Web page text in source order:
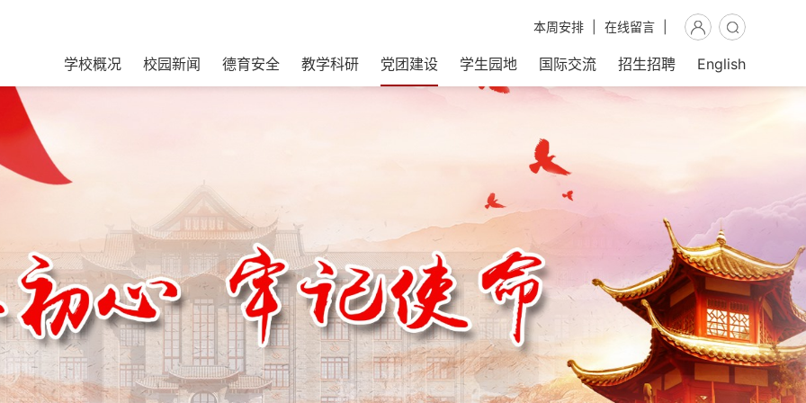
本周安排 在线留言
学校概况 校园新闻 德育安全 教学科研 党团建设 学生园地 国际交流 招生招聘 English